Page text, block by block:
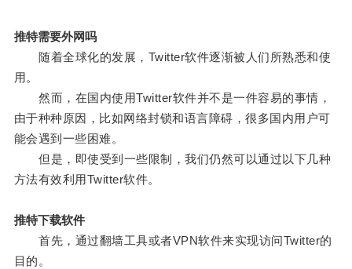
推特需要外网吗
随着全球化的发展，Twitter软件逐渐被人们所熟悉和使
用。
然而，在国内使用Twitter软件并不是一件容易的事情，
由于种种原因，比如网络封锁和语言障碍，很多国内用户可
能会遇到一些困难。
但是，即使受到一些限制，我们仍然可以通过以下几种
方法有效利用Twitter软件。
推特下载软件
首先，通过翻墙工具或者VPN软件来实现访问Twitter的
目的。